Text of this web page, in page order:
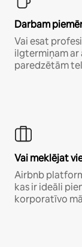
Darbam
Vai esat
ilgtermiņam ar
paredzētām
Vai meklējat
Airbnb
kas ir ideāli
korporatīvo